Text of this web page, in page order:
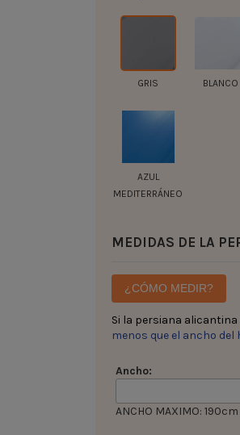
GRIS BLANCO
AZUL
MEDITERRÁNEO
MEDIDAS DE LA
¿CÓMO MEDIR?
Si la persiana
menos que el ancho del
Ancho:
ANCHO MAXIMO: 190cm